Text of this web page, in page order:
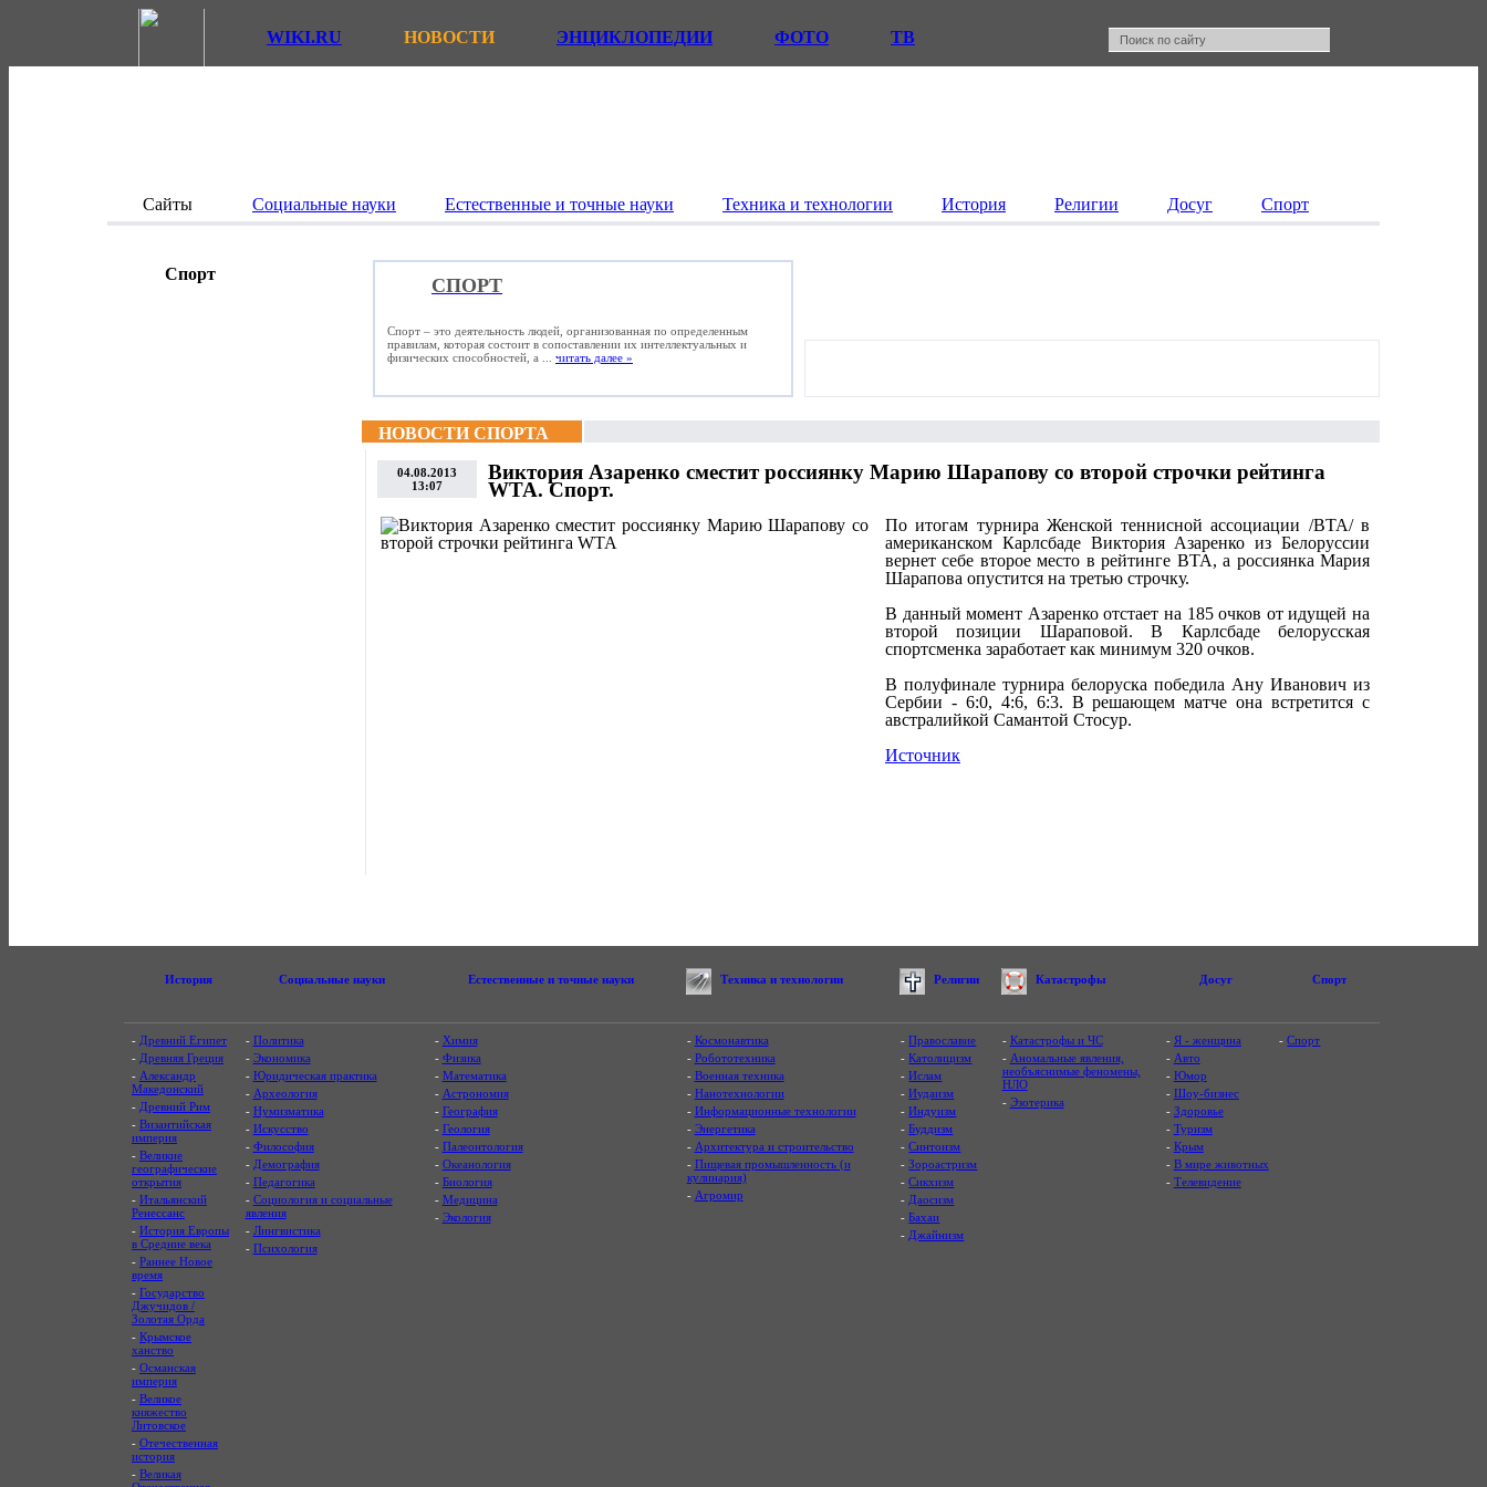
WIKI.RU НОВОСТИ ЭНЦИКЛОПЕДИИ ФОТО ТВ
Сайты Социальные науки Естественные и точные науки Техника и технологии История Религии Досуг Спорт
Спорт
СПОРТ
Спорт – это деятельность людей, организованная по определенным
правилам, которая состоит в сопоставлении их интеллектуальных и
физических способностей, а ... читать далее »
НОВОСТИ СПОРТА
04.08.2013
13:07
Виктория Азаренко сместит россиянку Марию Шарапову со второй строчки рейтинга
WTA. Спорт.
По итогам турнира Женской теннисной ассоциации /ВТА/ в
американском Карлсбаде Виктория Азаренко из Белоруссии
вернет себе второе место в рейтинге ВТА, а россиянка Мария
Шарапова опустится на третью строчку.
В данный момент Азаренко отстает на 185 очков от идущей на
второй позиции Шараповой. В Карлсбаде белорусская
спортсменка заработает как минимум 320 очков.
В полуфинале турнира белоруска победила Ану Иванович из
Сербии - 6:0, 4:6, 6:3. В решающем матче она встретится с
австралийкой Самантой Стосур.
Источник
История Социальные науки Естественные и точные науки Техника и технологии Религии Катастрофы Досуг Спорт
- Древний Египет
- Древняя Греция
- Александр
Македонский
- Древний Рим
- Византийская
империя
- Великие
географические
открытия
- Итальянский
Ренессанс
- История Европы
в Средние века
- Раннее Новое
время
- Государство
Джучидов /
Золотая Орда
- Крымское
ханство
- Османская
империя
- Великое
княжество
Литовское
- Отечественная
история
- Великая
- Политика
- Экономика
- Юридическая практика
- Археология
- Нумизматика
- Искусство
- Философия
- Демография
- Педагогика
- Социология и социальные
явления
- Лингвистика
- Психология
- Химия
- Физика
- Математика
- Астрономия
- География
- Геология
- Палеонтология
- Океанология
- Биология
- Медицина
- Экология
- Космонавтика
- Робототехника
- Военная техника
- Нанотехнологии
- Информационные технологии
- Энергетика
- Архитектура и строительство
- Пищевая промышленность (и
кулинария)
- Агромир
-Православие
-Католицизм
-Ислам
-Иудаизм
-Индуизм
-Буддизм
-Синтоизм
-Зороастризм
-Сикхизм
- Даосизм
-Бахаи
- Джайнизм
- Катастрофы и ЧС
- Аномальные явления,
необъяснимые феномены,
НЛО
- Эзотерика
- Я - женщина
- Авто
- Юмор
- Шоу-бизнес
- Здоровье
- Туризм
- Крым
- В мире животных
- Телевидение
-Спорт